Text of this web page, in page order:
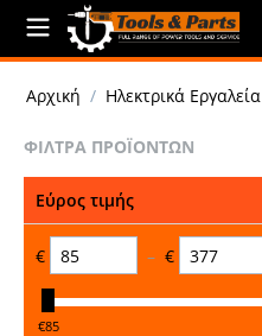
Αρχική / Ηλεκτρικά Εργαλεία
ΦΊΛΤΡΑ ΠΡΟΪΌΝΤΩΝ
Εύρος τιμής
€ – €
‎€85